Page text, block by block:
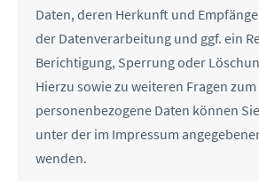
Daten, deren Herkunft und
der Datenverarbeitung und ggf. ein
Berichtigung, Sperrung oder
Hierzu sowie zu weiteren Fragen
personenbezogene Daten können
unter der im Impressum
wenden.